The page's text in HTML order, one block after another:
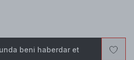
beni haberdar et